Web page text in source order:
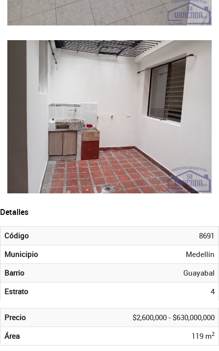
Detalles
Código
8691
Municipio
Medellín
Barrio
Guayabal
Estrato
4
Precio
$2,600,000 - $630,000,000
Área
119 m2